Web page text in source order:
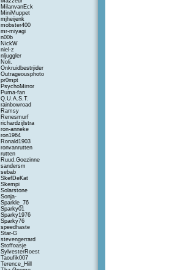
MilanvanEck
MiniMuppet
mjheijenk
mobster400
mr-miyagi
n00b
NickW
niel-z
nljuggler
Noli.
Onkruidbestrjider
Outrageousphoto
pr0mpt
PsychoMirror
Puma-fan
Q.U.A.S.T.
rainbowroad
Ramsy
Renesmurf
richardzijlstra
ron-anneke
ron1964
Ronald1903
ronvanrutten
rutten
Ruud.Goezinne
sandersm
sebab
SkefDeKat
Skempi
Solarstone
Sonja-
Sparkle_76
Sparky01
Sparky1976
Sparky76
speedhaste
Star-G
stevengerrard
Stoffoasje
SylvesterRoest
Taoufik007
Terence_Hill